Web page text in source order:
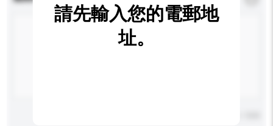
請先輸入您的電郵地
址。